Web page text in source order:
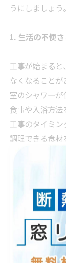
うにしましょう。
1. 生活の不便
工事が始まると
なくなること
室のシャワー
食事や入浴方法
工事のタイミ
調理できる食材
た、シャワー
ャワールーム
2. 生活空間が
リフォーム中
移動や荷物の
生活スペース